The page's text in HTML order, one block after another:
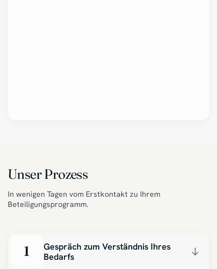
Unser Prozess
In wenigen Tagen vom Erstkontakt zu Ihrem
Beteiligungsprogramm.
1
Gespräch zum Verständnis Ihres
Bedarfs